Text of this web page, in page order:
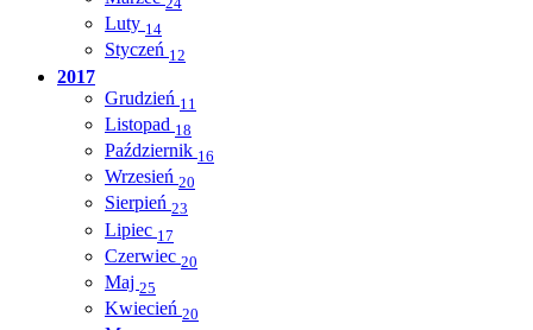
Luty 14
Styczeń 12
2017
Grudzień 11
Listopad 18
Październik 16
Wrzesień 20
Sierpień 23
Lipiec 17
Czerwiec 20
Maj 25
Kwiecień 20